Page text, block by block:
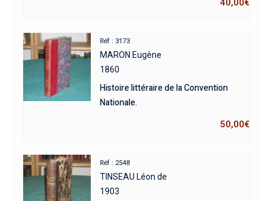
40,00€
Réf : 3173
MARON Eugène
1860
Histoire littéraire de la Convention
Nationale.
50,00€
Réf : 2548
TINSEAU Léon de
1903